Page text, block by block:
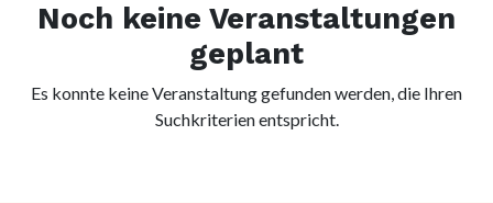
Noch keine Veranstaltungen
geplant
Es konnte keine Veranstaltung gefunden werden, die Ihren
Suchkriterien entspricht.